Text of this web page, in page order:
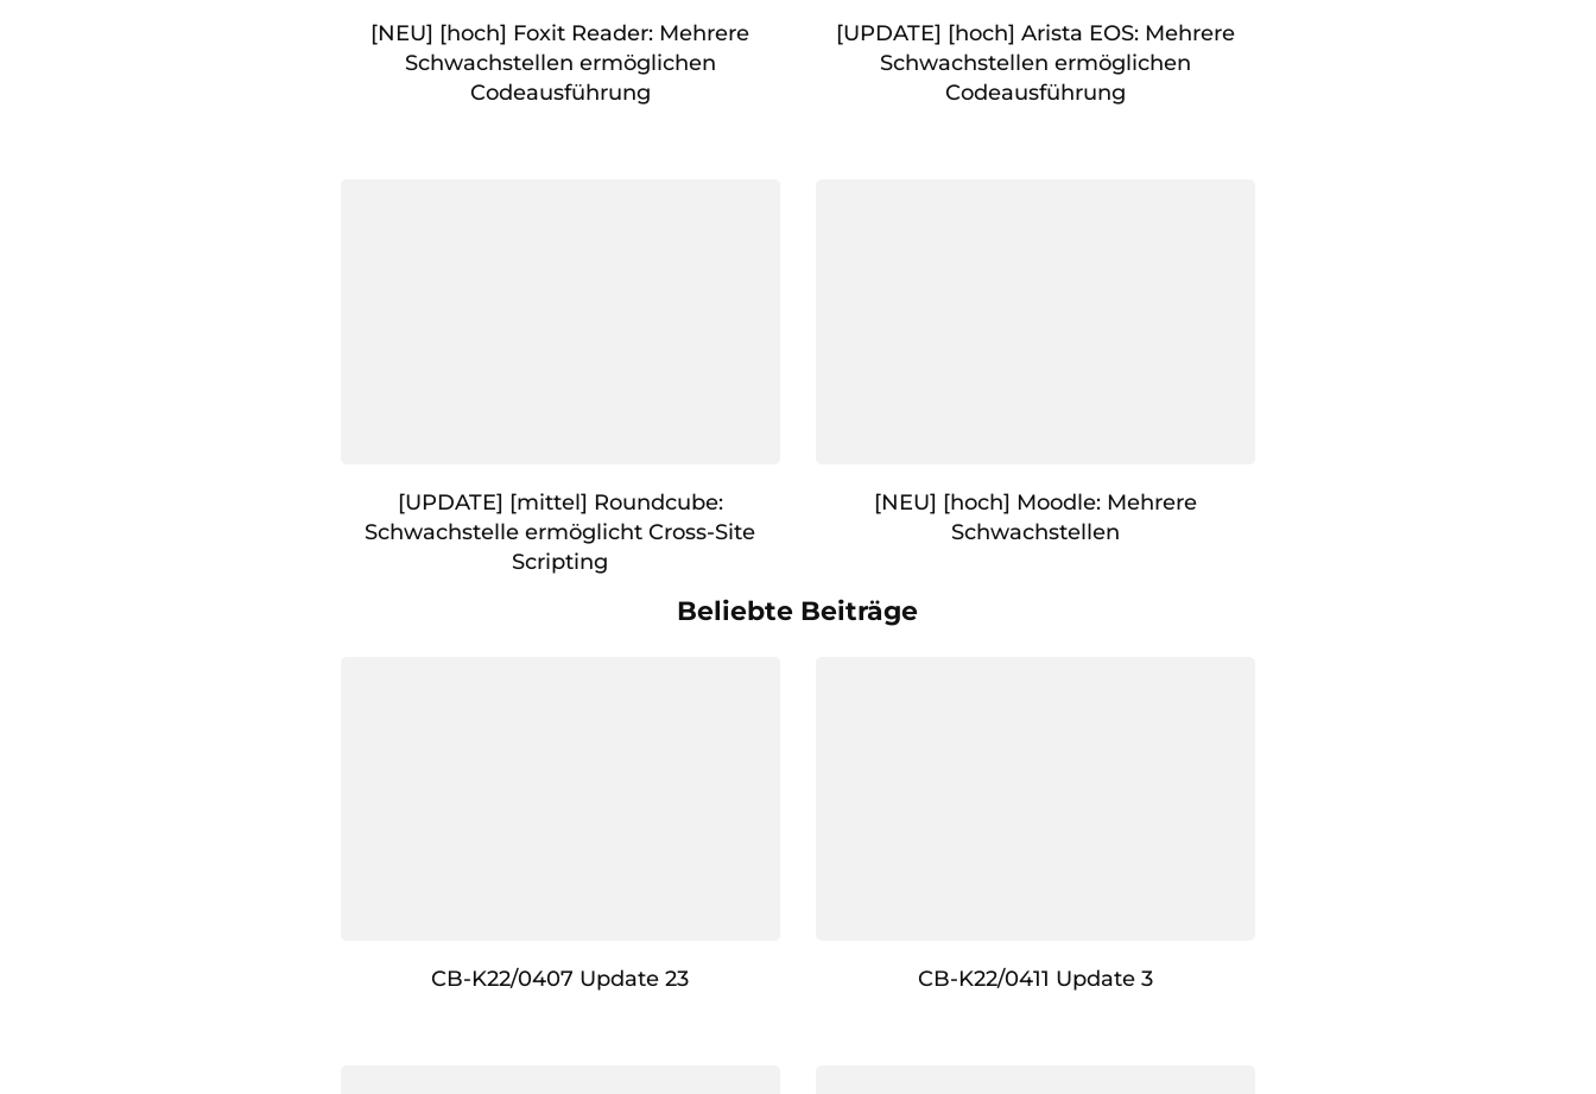
[NEU] [hoch] Foxit Reader: Mehrere
Schwachstellen ermöglichen
Codeausführung
[UPDATE] [hoch] Arista EOS: Mehrere
Schwachstellen ermöglichen
Codeausführung
[UPDATE] [mittel] Roundcube:
Schwachstelle ermöglicht Cross-Site
Scripting
[NEU] [hoch] Moodle: Mehrere
Schwachstellen
Beliebte Beiträge
CB-K22/0407 Update 23 CB-K22/0411 Update 3